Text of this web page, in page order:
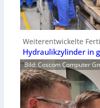
Weiterentwickelte
Hydraulikzylinder in
Bild: Coscom Computer